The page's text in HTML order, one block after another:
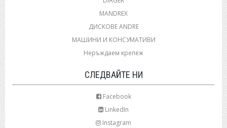
MANDREX
ДИСКОВЕ ANDRE
МАШИНИ И КОНСУМАТИВИ
Неръждаем крепеж
СЛЕДВАЙТЕ НИ
Facebook
LinkedIn
Instagram